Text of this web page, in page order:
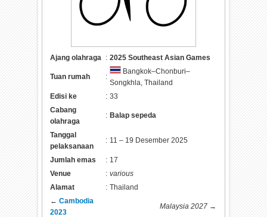
Ajang olahraga : 2025 Southeast Asian Games
Tuan rumah :
Bangkok–Chonburi–
Songkhla, Thailand
Edisi ke
: 33
Cabang
olahraga
: Balap sepeda
Tanggal
pelaksanaan
: 11 – 19 Desember 2025
Jumlah emas : 17
Venue
: various
Alamat
: Thailand
←Cambodia
2023
Malaysia 2027 →